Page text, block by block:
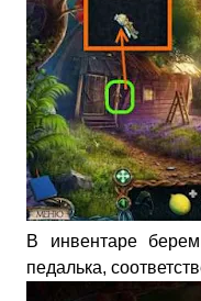
В инвентаре
педалька,